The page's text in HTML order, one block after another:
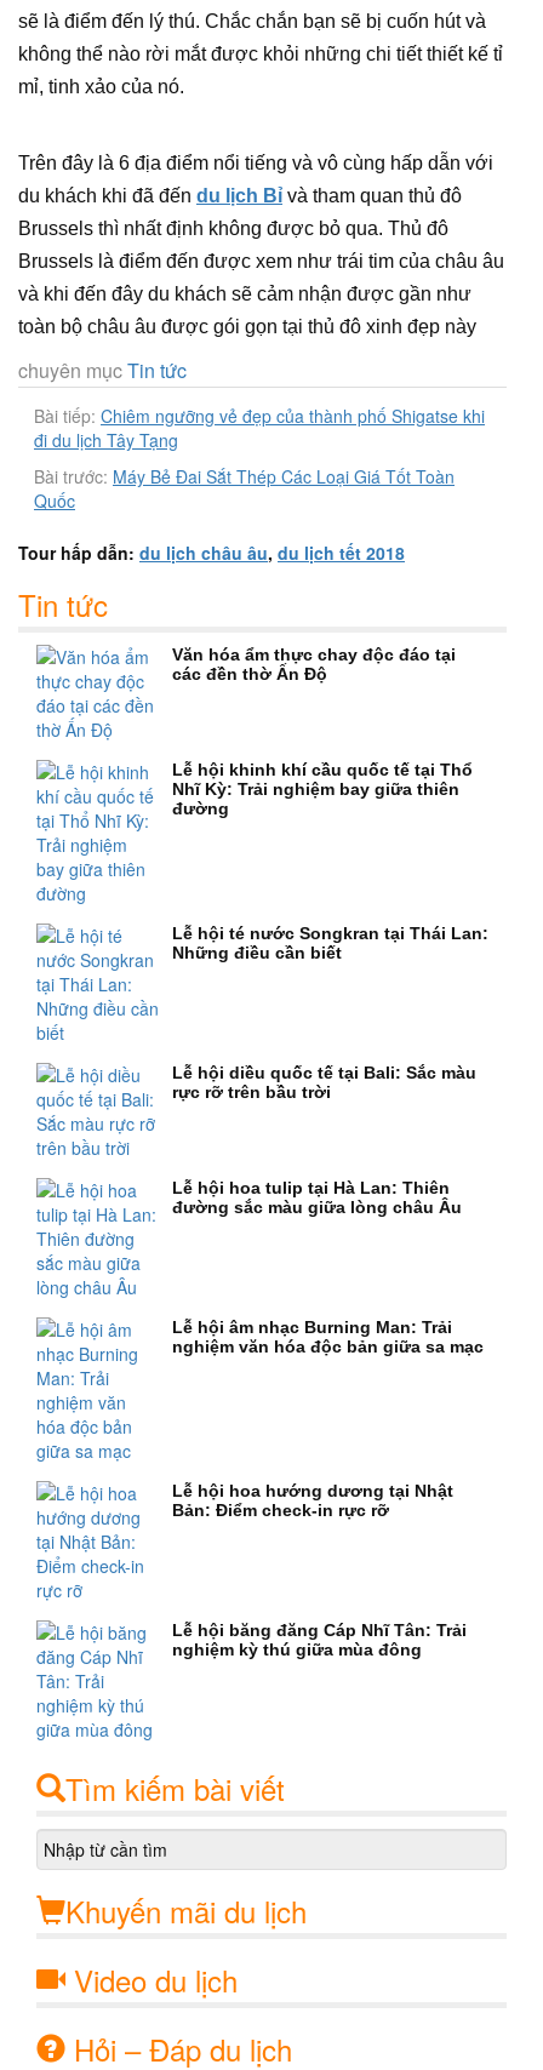
sẽ là điểm đến lý thú. Chắc chắn bạn sẽ bị cuốn hút và
không thể nào rời mắt được khỏi những chi tiết thiết kế tỉ
mỉ, tinh xảo của nó.
Trên đây là 6 địa điểm nổi tiếng và vô cùng hấp dẫn với
du khách khi đã đến du lịch Bỉ và tham quan thủ đô
Brussels thì nhất định không được bỏ qua. Thủ đô
Brussels là điểm đến được xem như trái tim của châu âu
và khi đến đây du khách sẽ cảm nhận được gần như
toàn bộ châu âu được gói gọn tại thủ đô xinh đẹp này
chuyên mụcTin tức
Bài tiếp: Chiêm ngưỡng vẻ đẹp của thành phố Shigatse khi
đi du lịch Tây Tạng
Bài trước: Máy Bẻ Đai Sắt Thép Các Loại Giá Tốt Toàn
Quốc
Tour hấp dẫn: du lịch châu âu, du lịch tết 2018
Tin tức
Văn hóa ẩm thực chay độc đáo tại
các đền thờ Ấn Độ
Lễ hội khinh khí cầu quốc tế tại Thổ
Nhĩ Kỳ: Trải nghiệm bay giữa thiên
đường
Lễ hội té nước Songkran tại Thái Lan:
Những điều cần biết
Lễ hội diều quốc tế tại Bali: Sắc màu
rực rỡ trên bầu trời
Lễ hội hoa tulip tại Hà Lan: Thiên
đường sắc màu giữa lòng châu Âu
Lễ hội âm nhạc Burning Man: Trải
nghiệm văn hóa độc bản giữa sa mạc
Lễ hội hoa hướng dương tại Nhật
Bản: Điểm check-in rực rỡ
Lễ hội băng đăng Cáp Nhĩ Tân: Trải
nghiệm kỳ thú giữa mùa đông
Tìm kiếm bài viết
Khuyến mãi du lịch
Video du lịch
Hỏi – Đáp du lịch